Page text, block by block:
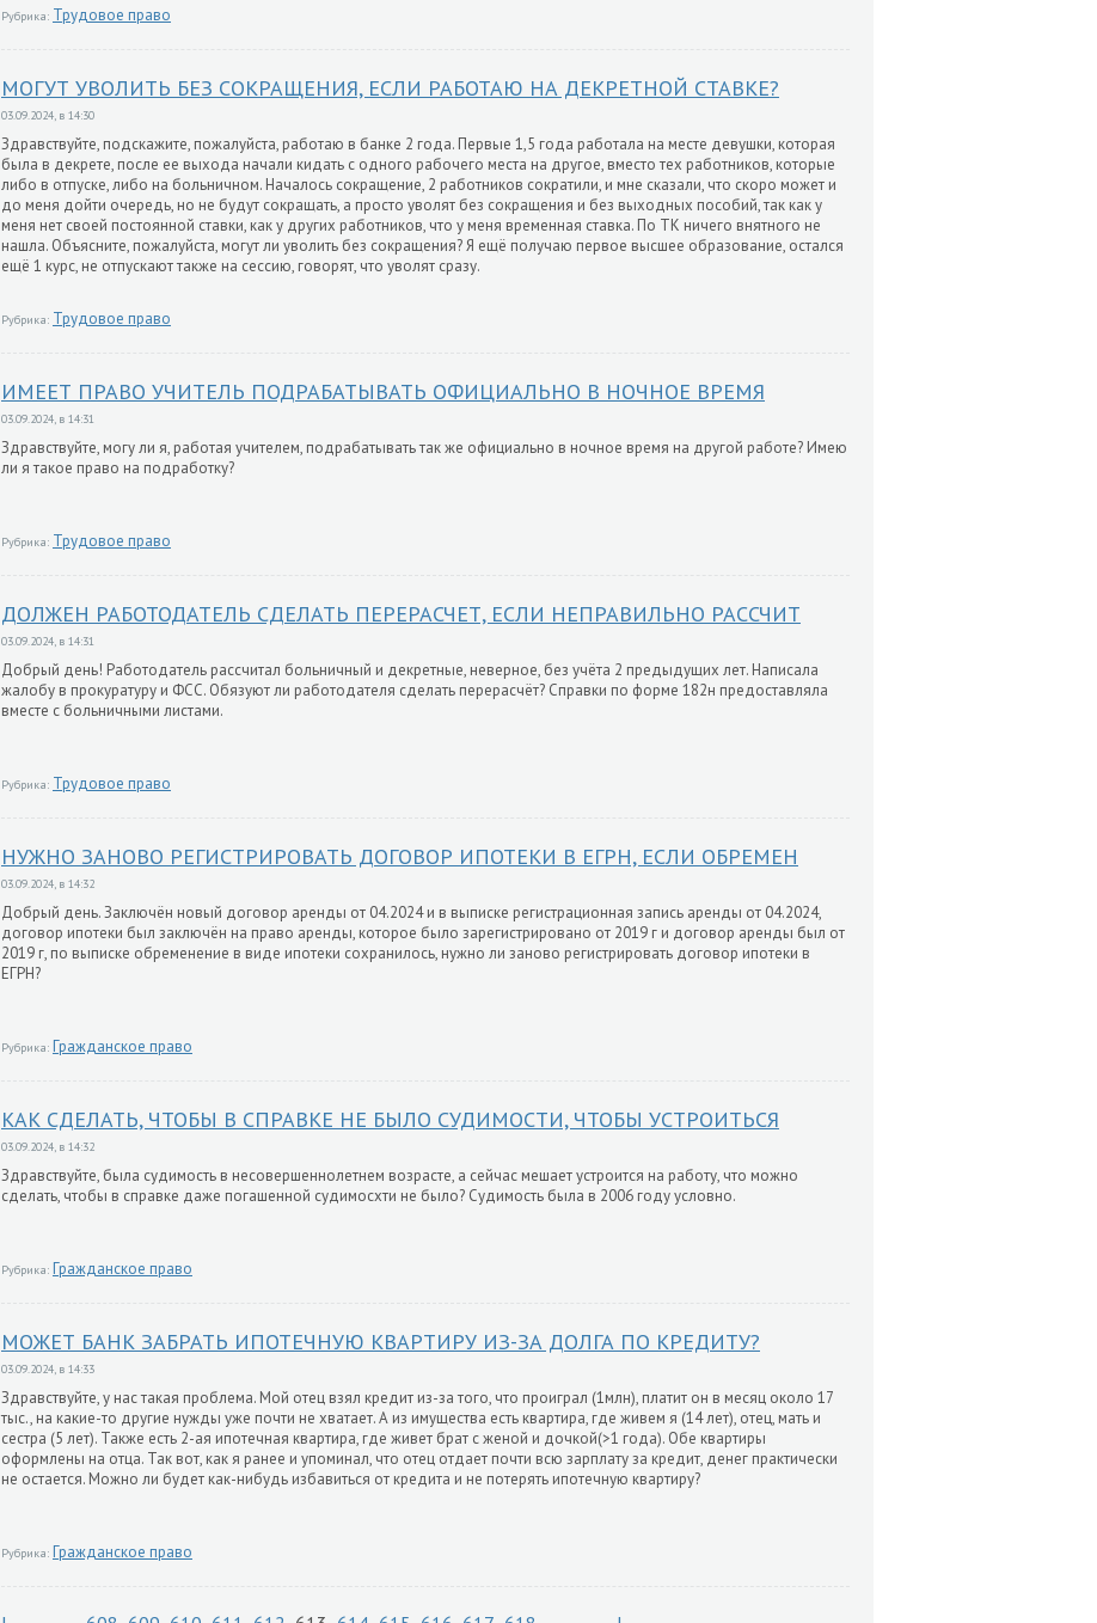
Рубрика: Трудовое право
МОГУТ УВОЛИТЬ БЕЗ СОКРАЩЕНИЯ, ЕСЛИ РАБОТАЮ НА ДЕКРЕТНОЙ СТАВКЕ?
03.09.2024, в 14:30
Здравствуйте, подскажите, пожалуйста, работаю в банке 2 года. Первые 1,5 года работала на месте девушки, которая
была в декрете, после ее выхода начали кидать с одного рабочего места на другое, вместо тех работников, которые
либо в отпуске, либо на больничном. Началось сокращение, 2 работников сократили, и мне сказали, что скоро может и
до меня дойти очередь, но не будут сокращать, а просто уволят без сокращения и без выходных пособий, так как у
меня нет своей постоянной ставки, как у других работников, что у меня временная ставка. По ТК ничего внятного не
нашла. Объясните, пожалуйста, могут ли уволить без сокращения? Я ещё получаю первое высшее образование, остался
ещё 1 курс, не отпускают также на сессию, говорят, что уволят сразу.
Рубрика: Трудовое право
ИМЕЕТ ПРАВО УЧИТЕЛЬ ПОДРАБАТЫВАТЬ ОФИЦИАЛЬНО В НОЧНОЕ ВРЕМЯ
03.09.2024, в 14:31
Здравствуйте, могу ли я, работая учителем, подрабатывать так же официально в ночное время на другой работе? Имею
ли я такое право на подработку?
Рубрика: Трудовое право
ДОЛЖЕН РАБОТОДАТЕЛЬ СДЕЛАТЬ ПЕРЕРАСЧЕТ, ЕСЛИ НЕПРАВИЛЬНО РАССЧИТ
03.09.2024, в 14:31
Добрый день! Работодатель рассчитал больничный и декретные, неверное, без учёта 2 предыдущих лет. Написала
жалобу в прокуратуру и ФСС. Обязуют ли работодателя сделать перерасчёт? Справки по форме 182н предоставляла
вместе с больничными листами.
Рубрика: Трудовое право
НУЖНО ЗАНОВО РЕГИСТРИРОВАТЬ ДОГОВОР ИПОТЕКИ В ЕГРН, ЕСЛИ ОБРЕМЕН
03.09.2024, в 14:32
Добрый день. Заключён новый договор аренды от 04.2024 и в выписке регистрационная запись аренды от 04.2024,
договор ипотеки был заключён на право аренды, которое было зарегистрировано от 2019 г и договор аренды был от
2019 г, по выписке обременение в виде ипотеки сохранилось, нужно ли заново регистрировать договор ипотеки в
ЕГРН?
Рубрика: Гражданское право
КАК СДЕЛАТЬ, ЧТОБЫ В СПРАВКЕ НЕ БЫЛО СУДИМОСТИ, ЧТОБЫ УСТРОИТЬСЯ
03.09.2024, в 14:32
Здравствуйте, была судимость в несовершеннолетнем возрасте, а сейчас мешает устроится на работу, что можно
сделать, чтобы в справке даже погашенной судимосxти не было? Судимость была в 2006 году условно.
Рубрика: Гражданское право
МОЖЕТ БАНК ЗАБРАТЬ ИПОТЕЧНУЮ КВАРТИРУ ИЗ-ЗА ДОЛГА ПО КРЕДИТУ?
03.09.2024, в 14:33
Здравствуйте, у нас такая проблема. Мой отец взял кредит из-за того, что проиграл (1млн), платит он в месяц около 17
тыс., на какие-то другие нужды уже почти не хватает. А из имущества есть квартира, где живем я (14 лет), отец, мать и
сестра (5 лет). Также есть 2-ая ипотечная квартира, где живет брат с женой и дочкой(>1 года). Обе квартиры
оформлены на отца. Так вот, как я ранее и упоминал, что отец отдает почти всю зарплату за кредит, денег практически
не остается. Можно ли будет как-нибудь избавиться от кредита и не потерять ипотечную квартиру?
Рубрика: Гражданское право